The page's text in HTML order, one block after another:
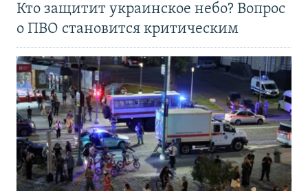
Кто защитит украинское небо? Вопрос
о ПВО становится критическим